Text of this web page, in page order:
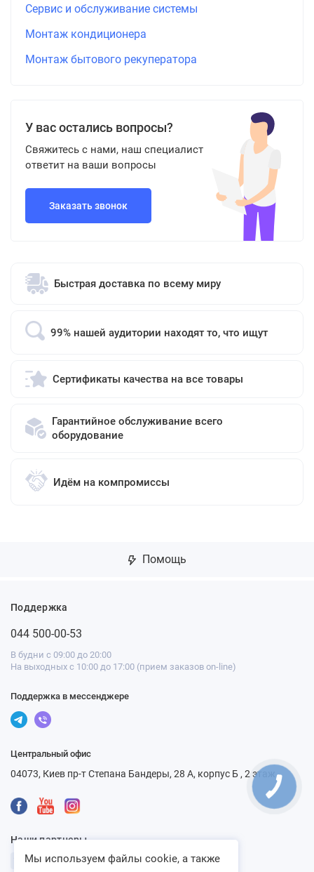
Сервис и обслуживание системы
Монтаж кондиционера
Монтаж бытового рекуператора
У вас остались вопросы?
Свяжитесь с нами, наш специалист
ответит на ваши вопросы
Заказать звонок
Быстрая доставка по всему миру
99% нашей аудитории находят то, что ищут
Сертификаты качества на все товары
Гарантийное обслуживание всего
оборудование
Идём на компромиссы
Помощь
Поддержка
044 500-00-53
В будни с 09:00 до 20:00
На выходных с 10:00 до 17:00 (прием заказов on-line)
Поддержка в мессенджере
Центральный офис
04073, Киев пр-т Степана Бандеры, 28 А, корпус Б , 2 этаж
Наши партнеры
Мы используем файлы cookie, а также